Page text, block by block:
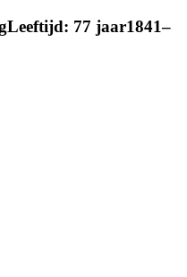
Leeftijd: 77 jaar1841–